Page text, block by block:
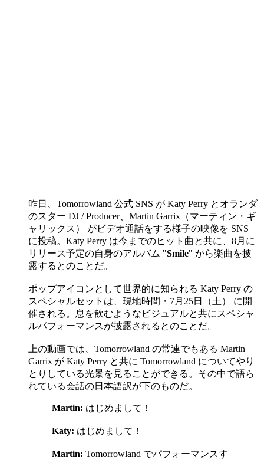
昨日、Tomorrowland 公式 SNS が Katy Perry とオランダ
のスター DJ / Producer、Martin Garrix（マーティン・ギ
ャリックス） がビデオ通話をする様子の映像を SNS
に投稿。Katy Perry は今までのヒット曲と共に、8月に
リリース予定の自身のアルバム "Smile" から楽曲を披
露するとのことだ。
ポップアイコンとして世界的に知られる Katy Perry の
スペシャルセットは、現地時間・7月25日（土） に開
催される。息を飲むようなビジュアルと共にスペシャ
ルパフォーマンスが披露されるとのことだ。
上の動画では、Tomorrowland の常連でもある Martin
Garrix が Katy Perry と共に Tomorrowland についてやり
とりしている光景を見ることができる。その中で語ら
れている会話の日本語訳が下のものだ。
Martin: はじめまして！
Katy​: はじめまして！
Martin: Tomorrowland でパフォーマンスす